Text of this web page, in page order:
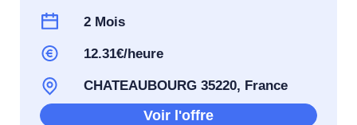
2 Mois
12.31€/heure
CHATEAUBOURG 35220, France
Voir l'offre